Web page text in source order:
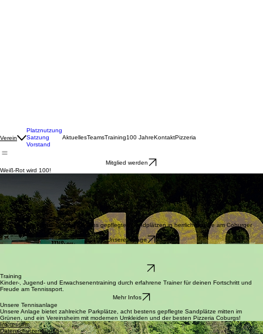
Verein
Satzung
Mitglied werden
Weiß-Rot wird 100!
Unser Tennisverein wird dieses Jahr 100 (ja, EINHUNDERT!) Jahre alt. Das muss natürlich
gefeiert werden.
Am Freitag, den 17.07.26 und am Sonntag, den 19.07.26 , wird auf unserer Anlage so einiges
los sein!
Mehr Infos
WAS WIR BIETEN
Vereinsleben
Erlebe ein aktives Clubleben mit vielen Jugend- und Erwachsenen-Teams sowie zahlreichen
Möglichkeiten für Hobbyspieler
Unsere Teams
Training
Kinder-, Jugend- und Erwachsenentraining durch erfahrene Trainer für deinen Fortschritt und
Freude am Tennissport.
Mehr Infos